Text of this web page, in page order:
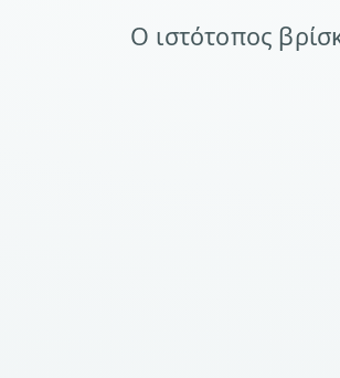
Ο ιστότοπος